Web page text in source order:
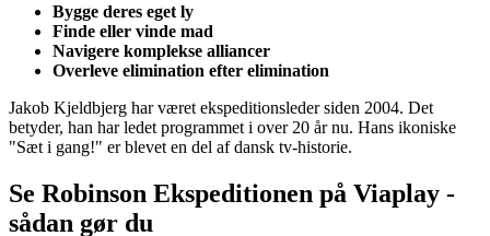
Bygge deres eget ly
Finde eller vinde mad
Navigere komplekse alliancer
Overleve elimination efter elimination
Jakob Kjeldbjerg har været ekspeditionsleder siden 2004. Det
betyder, han har ledet programmet i over 20 år nu. Hans ikoniske
"Sæt i gang!" er blevet en del af dansk tv-historie.
Se Robinson Ekspeditionen på Viaplay -
sådan gør du